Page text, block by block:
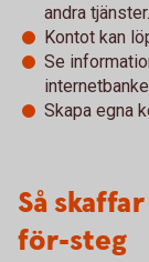
andra tjänster.
Kontot kan
Se
Skapa egna
Så
för-steg